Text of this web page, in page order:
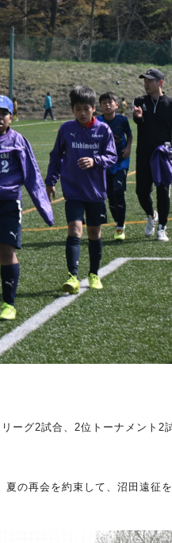
ーグ2試合、 2位トーナメント 2
の再会を約束して、沼田遠征